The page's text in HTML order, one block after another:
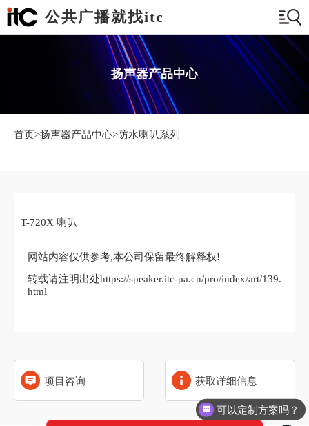
公共广播就找itc
扬声器产品中心
首页>扬声器产品中心>防水喇叭系列
T-720X 喇叭
网站内容仅供参考,本公司保留最终解释权!
转载请注明出处https://speaker.itc-pa.cn/pro/index/art/139.
html
项目咨询 获取详细信息
可以定制方案吗？